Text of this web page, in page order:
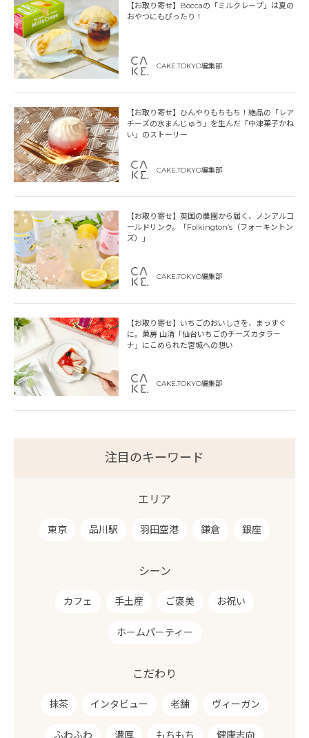
【お取り寄せ】Boccaの「ミルクレープ」は夏の
おやつにもぴったり！
CAKE.TOKYO編集部
【お取り寄せ】ひんやりもちもち！絶品の「レア
チーズの水まんじゅう」を生んだ「中津菓子かね
い」のストーリー
CAKE.TOKYO編集部
【お取り寄せ】英国の農園から届く、ノンアルコ
ールドリンク。「Folkington’s（フォーキントン
ズ）」
CAKE.TOKYO編集部
【お取り寄せ】いちごのおいしさを、まっすぐ
に。菓房 山清「仙台いちごのチーズカタラー
ナ」にこめられた宮城への想い
CAKE.TOKYO編集部
注目のキーワード
エリア
東京 品川駅 羽田空港 鎌倉 銀座
シーン
カフェ 手土産 ご褒美 お祝い
ホームパーティー
こだわり
抹茶 インタビュー 老舗 ヴィーガン
ふわふわ 濃厚 もちもち 健康志向